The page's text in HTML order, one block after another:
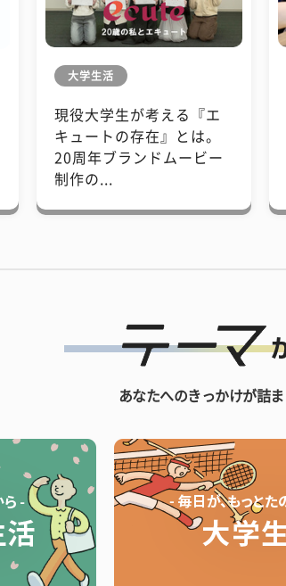
大学生活
現役大学生が考える『エ
キュートの存在』とは。
20周年ブランドムービー
制作の...
あなたへのきっかけが詰